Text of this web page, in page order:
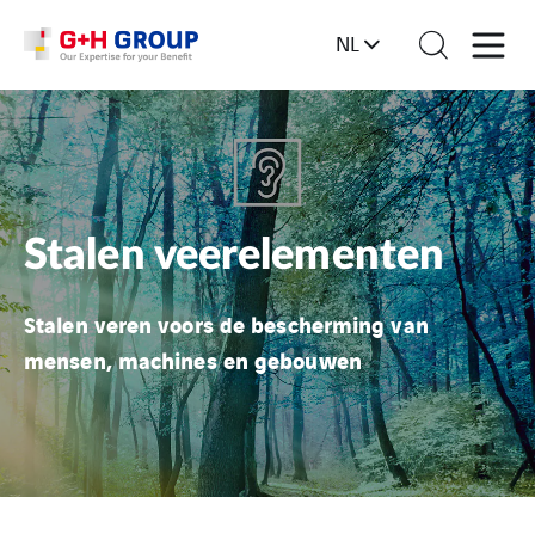
NL
Stalen veerelementen
Stalen veren voors de bescherming van
mensen, machines en gebouwen